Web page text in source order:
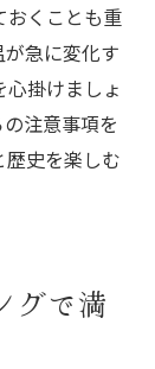
おくことも重
急に変化す
掛けましょ
注意事項を
史を楽しむ
グで満